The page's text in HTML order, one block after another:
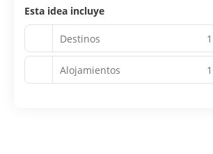
Esta idea incluye
Destinos 1
Alojamientos 1